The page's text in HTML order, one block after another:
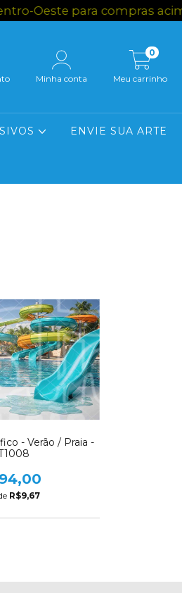
Oeste para compras
Minha conta Meu carrinho
0
ENVIE SUA ARTE
- Verão / Praia -
R$9,67